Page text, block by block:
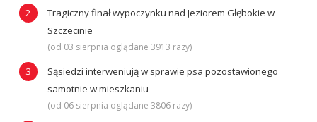
Tragiczny finał wypoczynku nad Jeziorem Głębokie w
Szczecinie
(od 03 sierpnia oglądane 3913 razy)
Sąsiedzi interweniują w sprawie psa pozostawionego
samotnie w mieszkaniu
(od 06 sierpnia oglądane 3806 razy)